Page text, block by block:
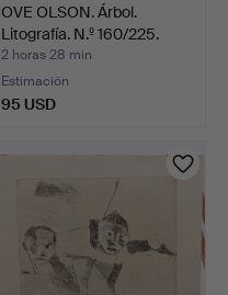
OVE OLSON. Árbol.
Litografía. N.º 160/225.
2 horas 28 min
Estimación
95 USD